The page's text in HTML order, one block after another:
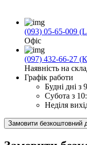
(093) 05-65-009
Офіс
(097) 432-66-27
Наявність на
Графік работи
Будні дні з
Субота з
Неділя
Замовити безкоштовний